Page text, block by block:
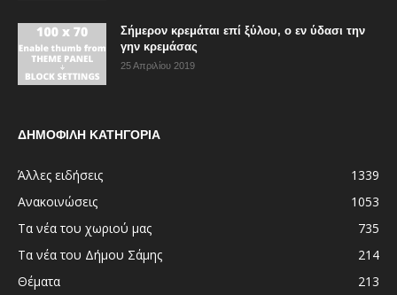
Σήμερον κρεμάται επί ξύλου, ο εν ύδασι την
γην κρεμάσας
25 Απριλίου 2019
ΔΗΜΟΦΙΛΗ ΚΑΤΗΓΟΡΙΑ
Άλλες ειδήσεις
1339
Ανακοινώσεις
1053
Τα νέα του χωριού μας
735
Τα νέα του Δήμου Σάμης
214
Θέματα
213